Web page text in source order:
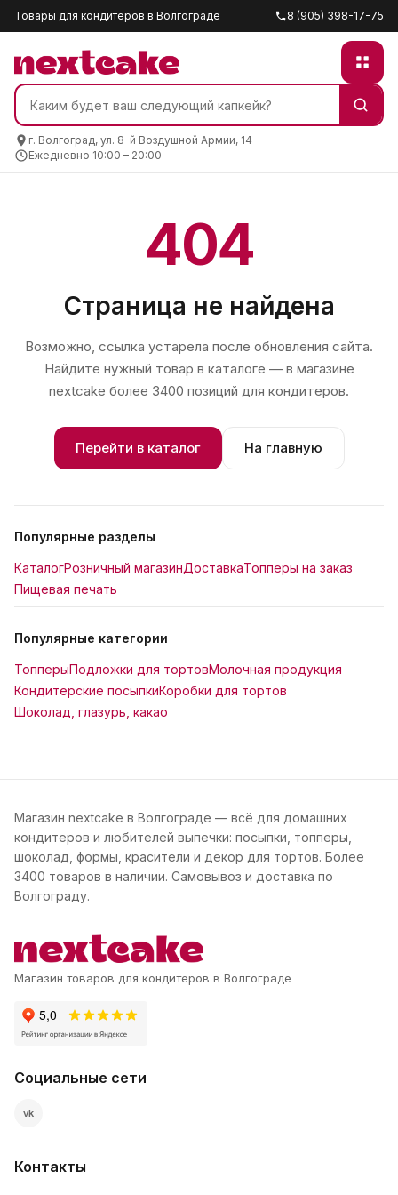
Товары для кондитеров в Волгограде 8 (905) 398-17-75
г. Волгоград, ул. 8-й Воздушной Армии, 14
Ежедневно 10:00 – 20:00
404
Страница не найдена
Возможно, ссылка устарела после обновления сайта.
Найдите нужный товар в каталоге — в магазине
nextcake более 3400 позиций для кондитеров.
Перейти в каталог На главную
Популярные разделы
КаталогРозничный магазинДоставкаТопперы на заказ
Пищевая печать
Популярные категории
ТопперыПодложки для тортовМолочная продукция
Кондитерские посыпкиКоробки для тортов
Шоколад, глазурь, какао
Магазин nextcake в Волгограде — всё для домашних
кондитеров и любителей выпечки: посыпки, топперы,
шоколад, формы, красители и декор для тортов. Более
3400 товаров в наличии. Самовывоз и доставка по
Волгограду.
Магазин товаров для кондитеров в Волгограде
Социальные сети
vk
Контакты